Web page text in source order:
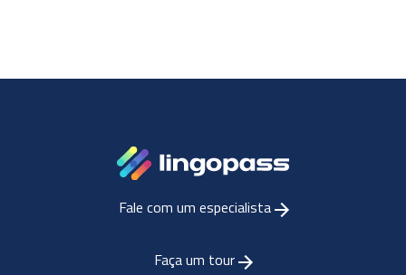
Fale com um especialista
Faça um tour